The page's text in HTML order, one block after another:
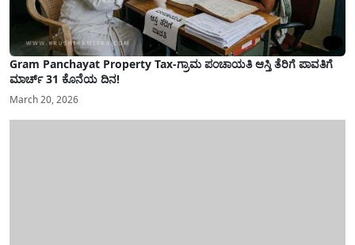
Gram Panchayat Property Tax-ಗ್ರಾಮ ಪಂಚಾಯತಿ ಆಸ್ತಿ ತೆರಿಗೆ ಪಾವತಿಗೆ
ಮಾರ್ಚ್ 31 ಕೊನೆಯ ದಿನ!
March 20, 2026